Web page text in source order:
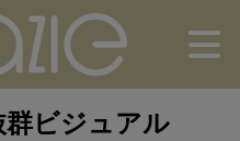
群ビジュアル